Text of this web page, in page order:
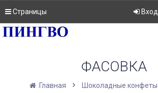
Страницы Вход
ФАСОВКА
Главная Шоколадные конфеты